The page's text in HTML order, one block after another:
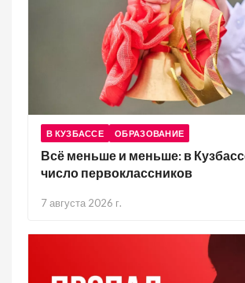
В КУЗБАССЕ ОБРАЗОВАНИЕ
Всё меньше и меньше: в
число первоклассников
7 августа 2026 г.